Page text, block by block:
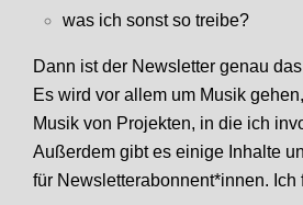
was ich sonst so treibe?
Dann ist der Newsletter genau
Es wird vor allem um Musik
Musik von Projekten, in die ich
Außerdem gibt es einige Inhalte
für Newsletterabonnent*innen. Ich